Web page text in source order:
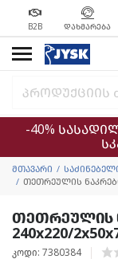
B2B ᲓᲐᲮᲛᲐᲠᲔᲑᲐ
-40%
მთავარი
თეთრეულის ნაკრები
თეთრეულის
240x220/
კოდი: 7380384